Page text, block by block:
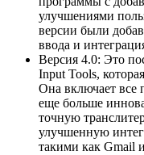
улучшениями
версии были
ввода и
Версия 4.0: Это
Input Tools,
Она включает все
еще больше
точную
улучшенную
такими как Gmail